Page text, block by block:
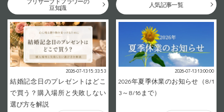
豆知識
人気記事一覧
2026-07-13 15:33:53
結婚記念日のプレゼントはどこ
で買う？購入場所と失敗しない
選び方を解説
2026-07-13 13:00:00
2026年夏季休業のお知らせ（8/1
3～8/16まで）